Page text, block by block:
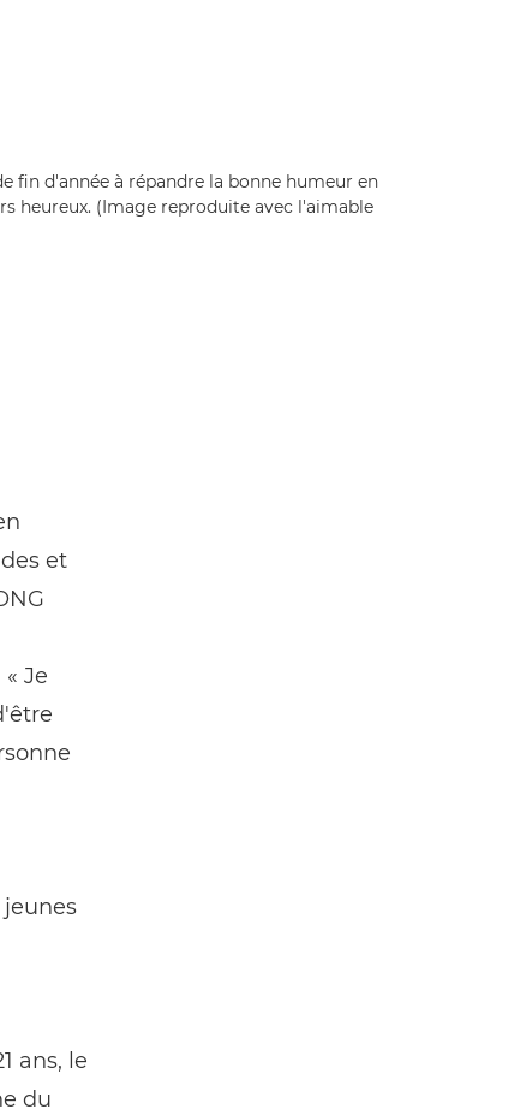
fin d'année à répandre la bonne humeur en
heureux. (Image reproduite avec l'aimable
et
Je
ans, le
du